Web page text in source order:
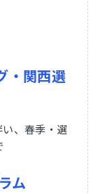
・関西選
、春季・選
ム